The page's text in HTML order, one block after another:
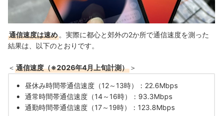
通信速度は速め 。実際に都心と郊外の2か所で通信速度を測った
結果は、以下のとおりです。
＜ 通信速度（※2026年4月上旬計測） ＞
昼休み時間帯通信速度（12～13時）：22.6Mbps
通常時間帯通信速度（14～16時）：93.3Mbps
通勤時間帯通信速度（17～19時）：123.8Mbps